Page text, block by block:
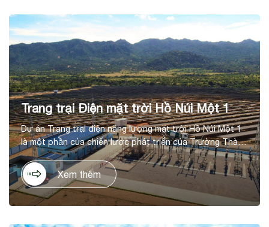
Trang trại Điện mặt trời Hồ Núi Một 1
Dự án Trang trại điện năng lượng mặt trời Hồ Núi Một 1
là một phần của chiến lược phát triển của Trường Thành
trong lĩnh vực năng lượng tái tạo, tại huyện Thuận Nam,
tỉnh Ninh Thuận. Dự án có tổng mức đầu tư là 1.036 tỷ
đồng, trên diện tích 60ha, với công suất thiết kế 50 MWp,
cho sản lượng điện dự kiến hằng năm 90 KWh/năm.
Xem thêm